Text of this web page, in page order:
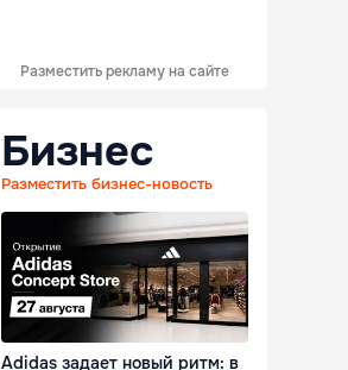
Разместить рекламу на сайте
Бизнес
Разместить бизнес-новость
Adidas задает новый ритм: в